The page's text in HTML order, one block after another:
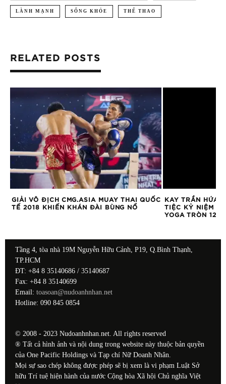
LÀNH MẠNH SỐNG KHỎE THỂ THAO
RELATED POSTS
GIẢI VÔ ĐỊCH CMG.ASIA MUAY THAI QUỐC
TẾ 2018 KHIẾN KHÁN ĐÀI BÙNG NỔ
KAY TRẦN HỨA
TIỆC KỶ NIỆM
YOGA TRÒN 12
Tầng 4, tòa nhà 19M Nguyễn Hữu Cảnh, P19, Q.Bình Thạnh,
TP.HCM
ĐT: +84 8 35140686 / 35140687
Fax: +84 8 35140699
Email: toasoan@nudoanhnhan.net
Hotline: 090 845 0854
© 2008 - 2023 Nudoanhnhan.net. All rights reserved
® Tất cả hình ảnh và nội dung trong website này thuộc bản quyền
của One Pacific Holdings và Tạp chí Nữ Doanh Nhân.
Mọi sự sao chép không được phép sẽ bị xem là vi phạm Luật Sở
hữu Trí tuệ hiện hành của nước Cộng hòa Xã hội Chủ nghĩa Việt